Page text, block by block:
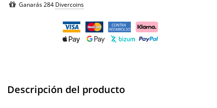
Ganarás 284 Divercoins
Descripción del producto